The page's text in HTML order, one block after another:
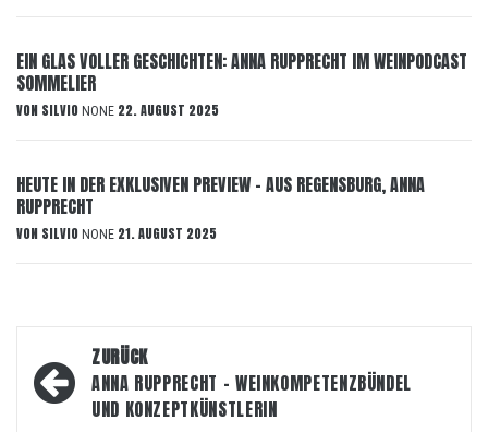
EIN GLAS VOLLER GESCHICHTEN: ANNA RUPPRECHT IM WEINPODCAST
SOMMELIER
VON SILVIO NONE 22. AUGUST 2025
HEUTE IN DER EXKLUSIVEN PREVIEW – AUS REGENSBURG, ANNA
RUPPRECHT
VON SILVIO NONE 21. AUGUST 2025
Beitragsnavigation
ZURÜCK
ANNA RUPPRECHT – WEINKOMPETENZBÜNDEL
UND KONZEPTKÜNSTLERIN